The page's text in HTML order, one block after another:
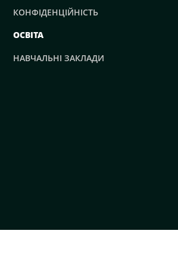
КОНФІДЕНЦІЙНІСТЬ
ОСВІТА
НАВЧАЛЬНІ ЗАКЛАДИ